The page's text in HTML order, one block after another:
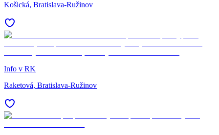
Košická, Bratislava-Ružinov
Info v RK
Raketová, Bratislava-Ružinov